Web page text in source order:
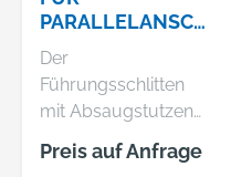
PARALLELANSCH
LAG
Der
Führungsschlitten
mit Absaugstutzen
ist ein
Austauschzubehör
Preis auf Anfrage